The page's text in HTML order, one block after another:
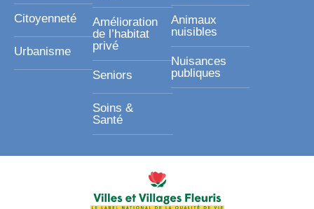
Citoyenneté
Urbanisme
Amélioration
de l’habitat
privé
Seniors
Soins &
Santé
Animaux
nuisibles
Nuisances
publiques